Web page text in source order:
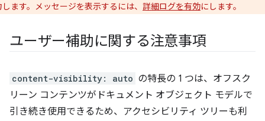
ます。メッセージを表示するには、 詳細ログを有効にします。
ユーザー補助に関する注意事項
content-visibility: auto の特長の 1 つは、オフスク
リーン コンテンツがドキュメント オブジェクト モデルで
引き続き使用できるため、アクセシビリティ ツリーも利